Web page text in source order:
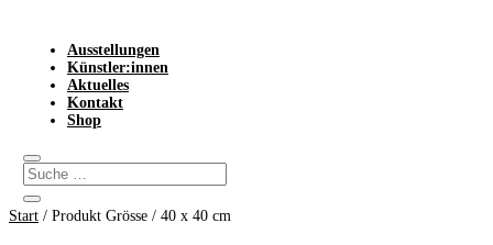
Ausstellungen
Künstler:innen
Aktuelles
Kontakt
Shop
Start / Produkt Grösse / 40 x 40 cm